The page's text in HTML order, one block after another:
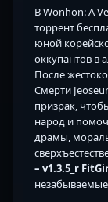
В Wonhon: A
торрент
юной
оккупантов в
После
Смерти
призрак,
народ и
драмы,
– v1.3.5_r